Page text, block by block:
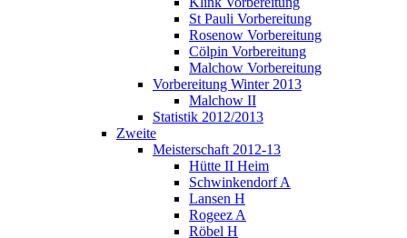
St Pauli Vorbereitung
Rosenow Vorbereitung
Cölpin Vorbereitung
Malchow Vorbereitung
Vorbereitung Winter 2013
Malchow II
Statistik 2012/2013
Zweite
Meisterschaft 2012-13
Hütte II Heim
Schwinkendorf A
Lansen H
Rogeez A
Röbel H